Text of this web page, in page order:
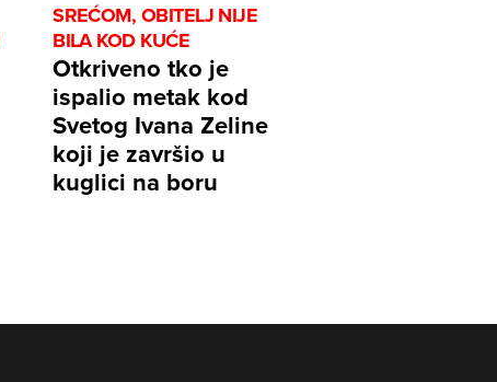
SREĆOM, OBITELJ NIJE
BILA KOD KUĆE
Otkriveno tko je
ispalio metak kod
Svetog Ivana Zeline
koji je završio u
kuglici na boru